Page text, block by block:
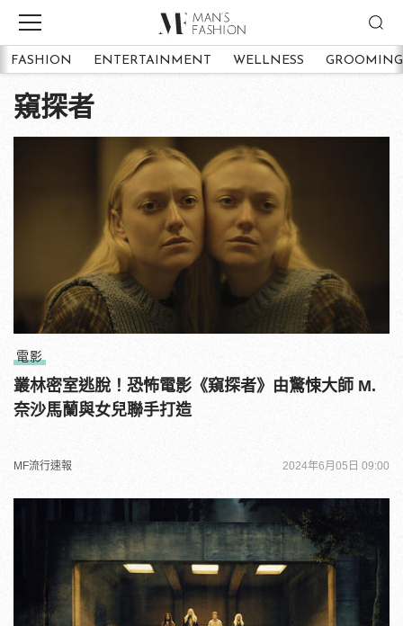
FASHION ENTERTAINMENT WELLNESS GROOMING
窺探者
電影
叢林密室逃脫！恐怖電影《窺探者》由驚悚大師 M.
奈沙馬蘭與女兒聯手打造
MF流行速報 2024年6月05日 09:00